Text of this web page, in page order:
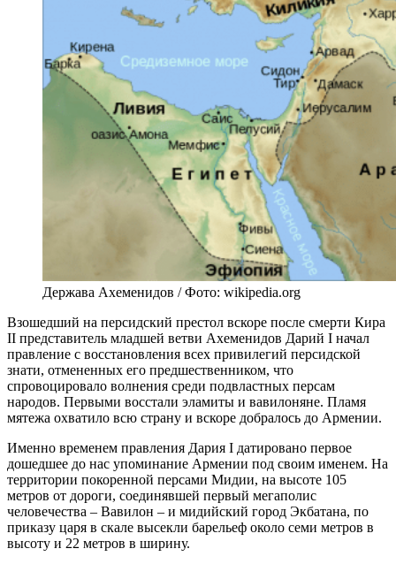
Держава Ахеменидов / Фото: wikipedia.org
Взошедший на персидский престол вскоре после смерти Кира
II представитель младшей ветви Ахеменидов Дарий I начал
правление с восстановления всех привилегий персидской
знати, отмененных его предшественником, что
спровоцировало волнения среди подвластных персам
народов. Первыми восстали эламиты и вавилоняне. Пламя
мятежа охватило всю страну и вскоре добралось до Армении.
Именно временем правления Дария I датировано первое
дошедшее до нас упоминание Армении под своим именем. На
территории покоренной персами Мидии, на высоте 105
метров от дороги, соединявшей первый мегаполис
человечества – Вавилон – и мидийский город Экбатана, по
приказу царя в скале высекли барельеф около семи метров в
высоту и 22 метров в ширину.